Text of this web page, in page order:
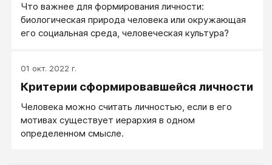
Что важнее для формирования личности:
биологическая природа человека или окружающая
его социальная среда, человеческая культура?
01 окт. 2022 г.
Критерии сформировавшейся личности
Человека можно считать личностью, если в его
мотивах существует иерархия в одном
определенном смысле.